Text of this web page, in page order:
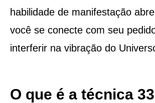
habilidade de manifestação
você se conecte com seu
interferir na vibração do
O que é a técnica